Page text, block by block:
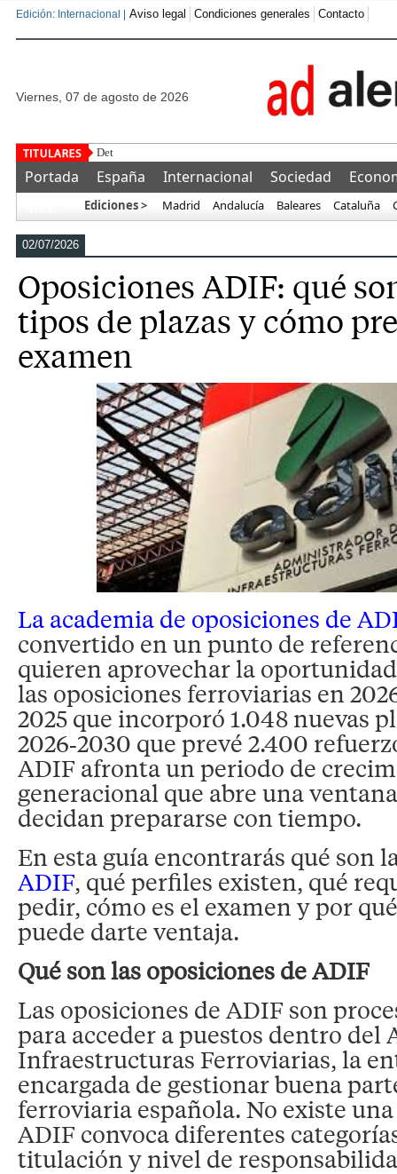
Edición: Internacional | Aviso legal Condiciones generales Contacto
viernes, 07 de agosto de 2026
Detenido un marroquí tras golpear, se
Portada España Internacional Sociedad
Ediciones > Madrid Andalucía Baleares Cataluña
02/07/2026
Oposiciones ADIF: qué
tipos de plazas y cómo
examen
La academia de oposiciones de
convertido en un punto de
quieren aprovechar la
las oposiciones ferroviarias en
2025 que incorporó 1.048 nuevas
2026‑2030 que prevé 2.400
ADIF afronta un periodo de
generacional que abre una
decidan prepararse con tiempo.
En esta guía encontrarás qué son
ADIF, qué perfiles existen, qué
pedir, cómo es el examen y por
puede darte ventaja.
Qué son las oposiciones de ADIF
Las oposiciones de ADIF son
para acceder a puestos dentro
Infraestructuras Ferroviarias, la
encargada de gestionar buena
ferroviaria española. No existe
ADIF convoca diferentes
titulación y nivel de